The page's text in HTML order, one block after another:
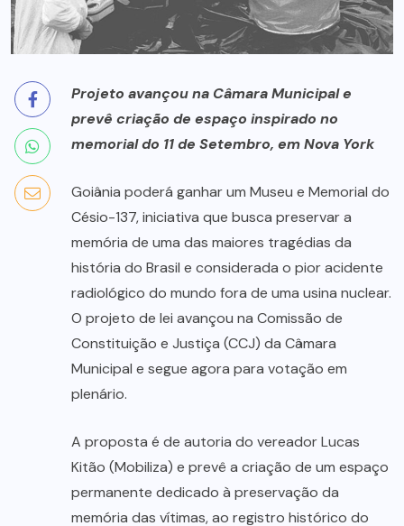
Projeto avançou na Câmara Municipal e
prevê criação de espaço inspirado no
memorial do 11 de Setembro, em Nova York
Goiânia poderá ganhar um Museu e Memorial do
Césio-137, iniciativa que busca preservar a
memória de uma das maiores tragédias da
história do Brasil e considerada o pior acidente
radiológico do mundo fora de uma usina nuclear.
O projeto de lei avançou na Comissão de
Constituição e Justiça (CCJ) da Câmara
Municipal e segue agora para votação em
plenário.
A proposta é de autoria do vereador Lucas
Kitão (Mobiliza) e prevê a criação de um espaço
permanente dedicado à preservação da
memória das vítimas, ao registro histórico do